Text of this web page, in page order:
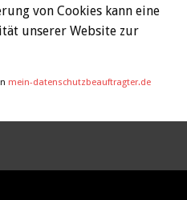
von Cookies kann eine
unserer Website zur
mein-datenschutzbeauftragter.de